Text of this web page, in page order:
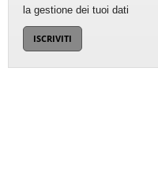
la gestione dei tuoi dati